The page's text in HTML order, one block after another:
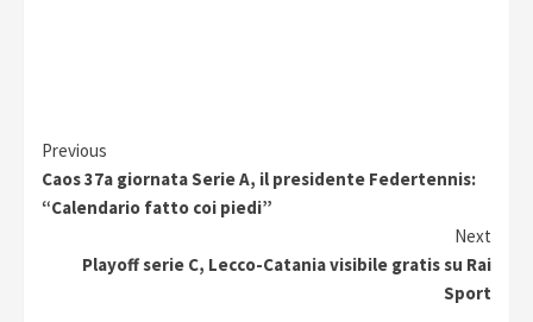
Continue
Reading
Previous
Caos 37a giornata Serie A, il presidente Federtennis:
“Calendario fatto coi piedi”
Next
Playoff serie C, Lecco-Catania visibile gratis su Rai
Sport